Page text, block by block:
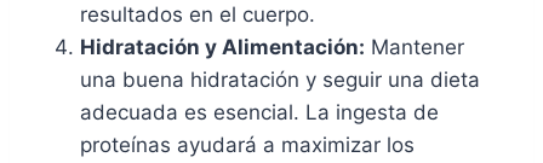
resultados en el cuerpo.
Hidratación y Alimentación: Mantener
una buena hidratación y seguir una dieta
adecuada es esencial. La ingesta de
proteínas ayudará a maximizar los